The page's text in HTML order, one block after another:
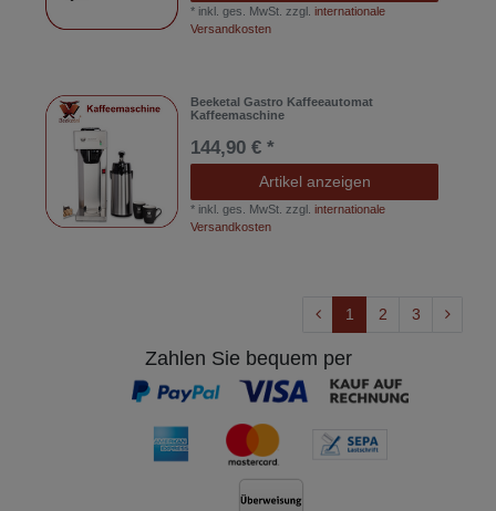
* inkl. ges. MwSt. zzgl.internationale
Versandkosten
Beeketal Gastro Kaffeeautomat
Kaffeemaschine
144,90 € *
Artikel anzeigen
* inkl. ges. MwSt. zzgl.internationale
Versandkosten
1 2 3
Zahlen Sie bequem per